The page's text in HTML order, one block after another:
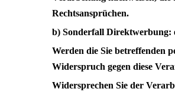
Rechtsansprüchen.
b) Sonderfall Direktwerbung:
Werden die Sie betreffenden
Widerspruch gegen diese
Widersprechen Sie der